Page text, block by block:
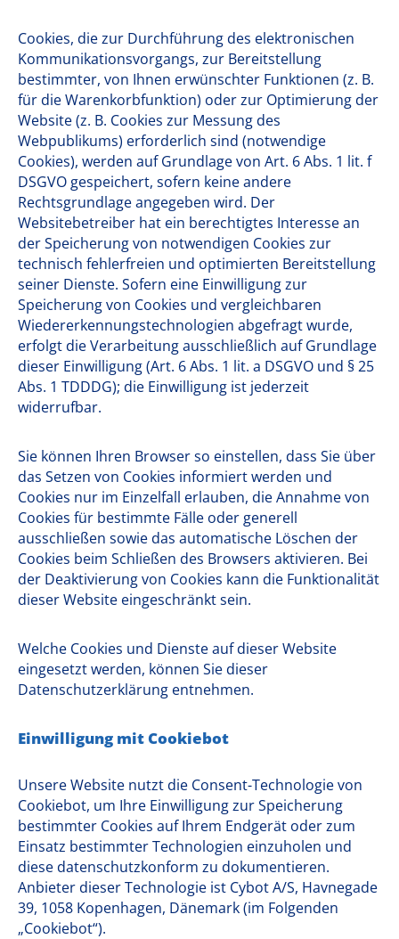
Cookies, die zur Durchführung des elektronischen
Kommunikationsvorgangs, zur Bereitstellung
bestimmter, von Ihnen erwünschter Funktionen (z. B.
für die Warenkorbfunktion) oder zur Optimierung der
Website (z. B. Cookies zur Messung des
Webpublikums) erforderlich sind (notwendige
Cookies), werden auf Grundlage von Art. 6 Abs. 1 lit. f
DSGVO gespeichert, sofern keine andere
Rechtsgrundlage angegeben wird. Der
Websitebetreiber hat ein berechtigtes Interesse an
der Speicherung von notwendigen Cookies zur
technisch fehlerfreien und optimierten Bereitstellung
seiner Dienste. Sofern eine Einwilligung zur
Speicherung von Cookies und vergleichbaren
Wiedererkennungstechnologien abgefragt wurde,
erfolgt die Verarbeitung ausschließlich auf Grundlage
dieser Einwilligung (Art. 6 Abs. 1 lit. a DSGVO und § 25
Abs. 1 TDDDG); die Einwilligung ist jederzeit
widerrufbar.
Sie können Ihren Browser so einstellen, dass Sie über
das Setzen von Cookies informiert werden und
Cookies nur im Einzelfall erlauben, die Annahme von
Cookies für bestimmte Fälle oder generell
ausschließen sowie das automatische Löschen der
Cookies beim Schließen des Browsers aktivieren. Bei
der Deaktivierung von Cookies kann die Funktionalität
dieser Website eingeschränkt sein.
Welche Cookies und Dienste auf dieser Website
eingesetzt werden, können Sie dieser
Datenschutzerklärung entnehmen.
Einwilligung mit Cookiebot
Unsere Website nutzt die Consent-Technologie von
Cookiebot, um Ihre Einwilligung zur Speicherung
bestimmter Cookies auf Ihrem Endgerät oder zum
Einsatz bestimmter Technologien einzuholen und
diese datenschutzkonform zu dokumentieren.
Anbieter dieser Technologie ist Cybot A/S, Havnegade
39, 1058 Kopenhagen, Dänemark (im Folgenden
„Cookiebot“).